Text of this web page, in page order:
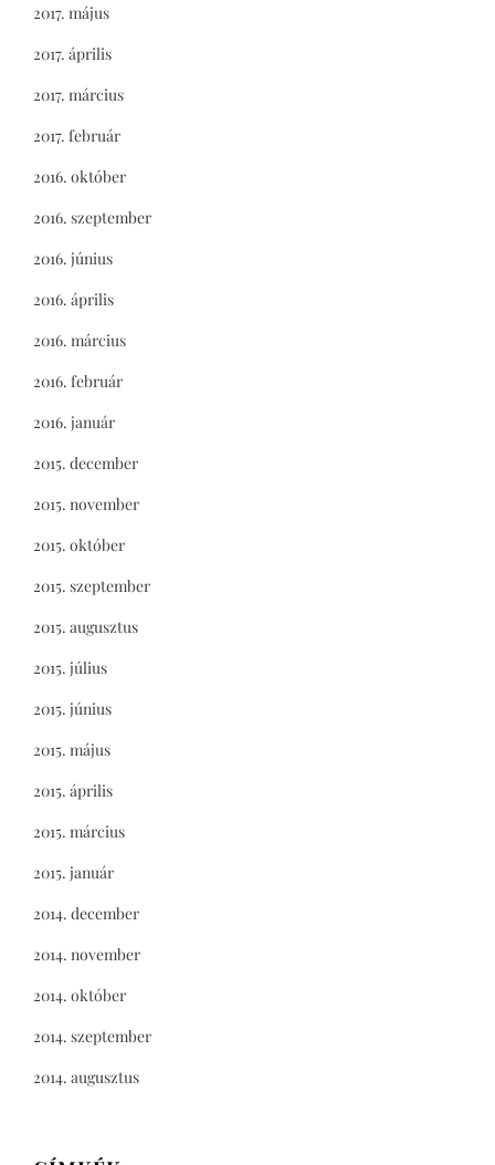
2017. május
2017. április
2017. március
2017. február
2016. október
2016. szeptember
2016. június
2016. április
2016. március
2016. február
2016. január
2015. december
2015. november
2015. október
2015. szeptember
2015. augusztus
2015. július
2015. június
2015. május
2015. április
2015. március
2015. január
2014. december
2014. november
2014. október
2014. szeptember
2014. augusztus